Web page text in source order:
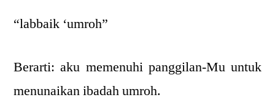
“labbaik ‘umroh”
Berarti: aku memenuhi panggilan-Mu untuk
menunaikan ibadah umroh.